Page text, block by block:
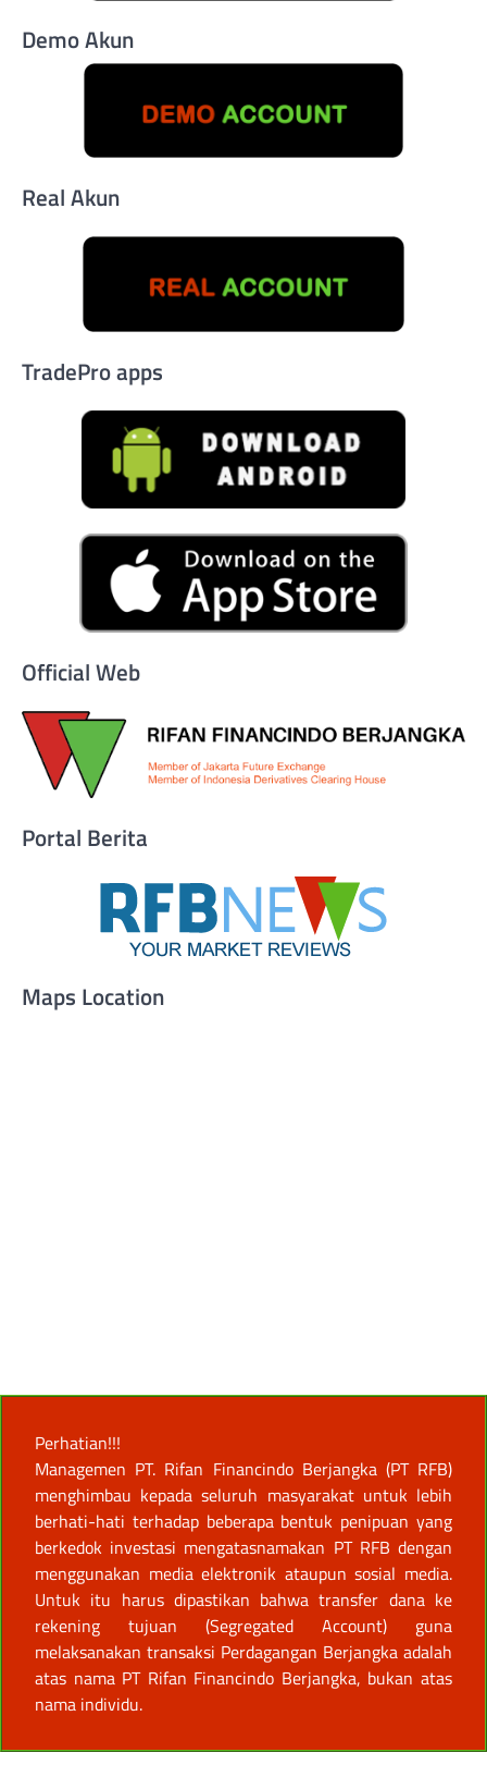
Demo Akun
Real Akun
TradePro apps
Official Web
Portal Berita
Maps Location
Perhatian!!!
Managemen PT. Rifan Financindo Berjangka (PT RFB)
menghimbau kepada seluruh masyarakat untuk lebih
berhati-hati terhadap beberapa bentuk penipuan yang
berkedok investasi mengatasnamakan PT RFB dengan
menggunakan media elektronik ataupun sosial media.
Untuk itu harus dipastikan bahwa transfer dana ke
rekening tujuan (Segregated Account) guna
melaksanakan transaksi Perdagangan Berjangka adalah
atas nama PT Rifan Financindo Berjangka, bukan atas
nama individu.